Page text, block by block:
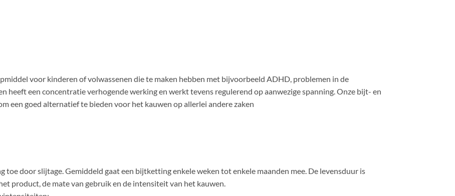
voor kinderen of volwassenen die te maken hebben met bijvoorbeeld ADHD, problemen in de
heeft een concentratie verhogende werking en werkt tevens regulerend op aanwezige spanning. Onze bijt- en
een goed alternatief te bieden voor het kauwen op allerlei andere zaken
toe door slijtage. Gemiddeld gaat een bijtketting enkele weken tot enkele maanden mee. De levensduur is
product, de mate van gebruik en de intensiteit van het kauwen.